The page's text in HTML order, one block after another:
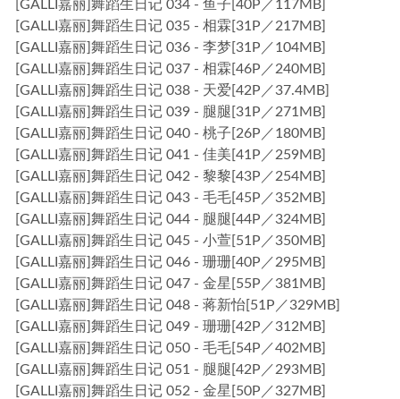
[GALLI嘉丽]舞蹈生日记 034 - 鱼子[40P／117MB]
[GALLI嘉丽]舞蹈生日记 035 - 相霖[31P／217MB]
[GALLI嘉丽]舞蹈生日记 036 - 李梦[31P／104MB]
[GALLI嘉丽]舞蹈生日记 037 - 相霖[46P／240MB]
[GALLI嘉丽]舞蹈生日记 038 - 天爱[42P／37.4MB]
[GALLI嘉丽]舞蹈生日记 039 - 腿腿[31P／271MB]
[GALLI嘉丽]舞蹈生日记 040 - 桃子[26P／180MB]
[GALLI嘉丽]舞蹈生日记 041 - 佳美[41P／259MB]
[GALLI嘉丽]舞蹈生日记 042 - 黎黎[43P／254MB]
[GALLI嘉丽]舞蹈生日记 043 - 毛毛[45P／352MB]
[GALLI嘉丽]舞蹈生日记 044 - 腿腿[44P／324MB]
[GALLI嘉丽]舞蹈生日记 045 - 小萱[51P／350MB]
[GALLI嘉丽]舞蹈生日记 046 - 珊珊[40P／295MB]
[GALLI嘉丽]舞蹈生日记 047 - 金星[55P／381MB]
[GALLI嘉丽]舞蹈生日记 048 - 蒋新怡[51P／329MB]
[GALLI嘉丽]舞蹈生日记 049 - 珊珊[42P／312MB]
[GALLI嘉丽]舞蹈生日记 050 - 毛毛[54P／402MB]
[GALLI嘉丽]舞蹈生日记 051 - 腿腿[42P／293MB]
[GALLI嘉丽]舞蹈生日记 052 - 金星[50P／327MB]